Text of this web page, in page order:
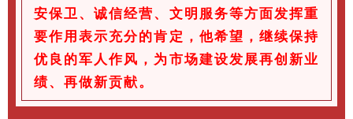
安保卫、诚信经营、文明服务等方面发挥重
要作用表示充分的肯定，他希望，继续保持
优良的军人作风，为市场建设发展再创新业
绩、再做新贡献。